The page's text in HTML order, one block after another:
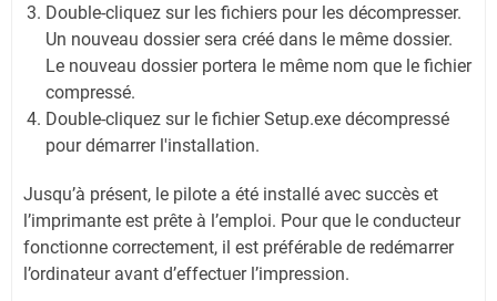
Double-cliquez sur les fichiers pour les décompresser.
Un nouveau dossier sera créé dans le même dossier.
Le nouveau dossier portera le même nom que le fichier
compressé.
Double-cliquez sur le fichier Setup.exe décompressé
pour démarrer l'installation.
Jusqu’à présent, le pilote a été installé avec succès et
l’imprimante est prête à l’emploi. Pour que le conducteur
fonctionne correctement, il est préférable de redémarrer
l’ordinateur avant d’effectuer l’impression.